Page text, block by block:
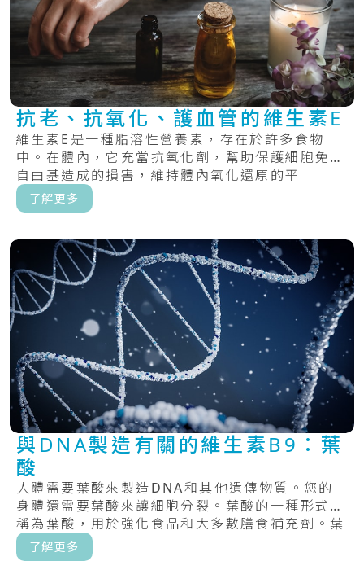
抗老、抗氧化、護血管的維生素E
維生素E是一種脂溶性營養素，存在於許多食物
中。在體內，它充當抗氧化劑，幫助保護細胞免受
自由基造成的損害，維持體內氧化還原的平
衡。.....
了解更多
與DNA製造有關的維生素B9：葉
酸
人體需要葉酸來製造DNA和其他遺傳物質。您的
身體還需要葉酸來讓細胞分裂。葉酸的一種形式，
稱為葉酸，用於強化食品和大多數膳食補充劑。葉
酸，.....
了解更多